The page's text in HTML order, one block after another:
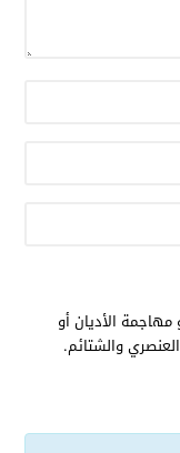
الأديان أو
والشتائم.